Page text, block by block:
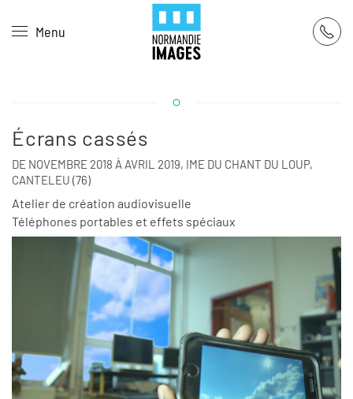
Skip to main content
Menu
Écrans cassés
DE NOVEMBRE 2018 À AVRIL 2019, IME DU CHANT DU LOUP,
CANTELEU (76)
Atelier de création audiovisuelle
Téléphones portables et effets spéciaux
Panneau de gestion des cookies